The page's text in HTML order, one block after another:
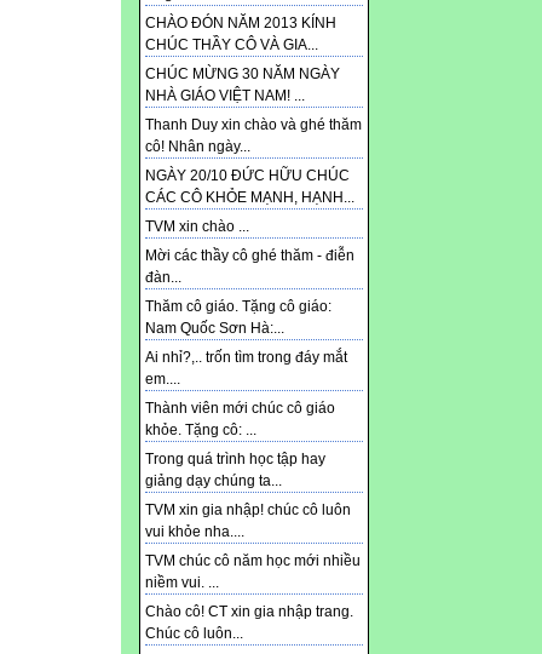
CHÀO ĐÓN NĂM 2013 KÍNH
CHÚC THẦY CÔ VÀ GIA...
CHÚC MỪNG 30 NĂM NGÀY
NHÀ GIÁO VIỆT NAM! ...
Thanh Duy xin chào và ghé thăm
cô! Nhân ngày...
NGÀY 20/10 ĐỨC HỮU CHÚC
CÁC CÔ KHỎE MẠNH, HẠNH...
TVM xin chào ...
Mời các thầy cô ghé thăm - điễn
đàn...
Thăm cô giáo. Tặng cô giáo:
Nam Quốc Sơn Hà:...
Ai nhỉ?,.. trốn tìm trong đáy mắt
em....
Thành viên mới chúc cô giáo
khỏe. Tặng cô: ...
Trong quá trình học tập hay
giảng dạy chúng ta...
TVM xin gia nhập! chúc cô luôn
vui khỏe nha....
TVM chúc cô năm học mới nhiều
niềm vui. ...
Chào cô! CT xin gia nhập trang.
Chúc cô luôn...